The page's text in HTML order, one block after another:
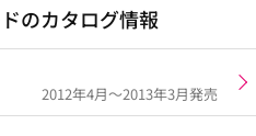
のカタログ情報
2012年4月～2013年3月発売